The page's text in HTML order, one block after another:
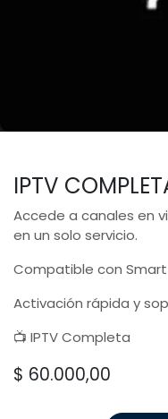
IPTV
Accede a canales en
en un solo servicio.
Compatible con Smart
Activación rápida y
📺 IPTV Completa
$ 60.000,00